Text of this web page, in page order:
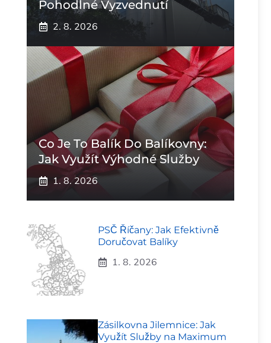
Pohodlné Vyzvednutí
2. 8. 2026
Co Je To Balík Do Balíkovny:
Jak Využít Výhodné Služby
1. 8. 2026
PSČ Říčany: Jak Efektivně
Doručovat Balíky
1. 8. 2026
Zásilkovna Jilemnice: Jak
Využít Služby na Maximum